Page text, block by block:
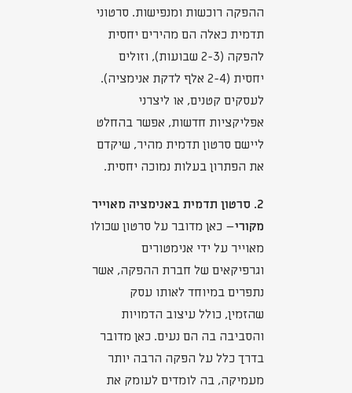
ההפקה רוכשות ומנפישות. סרטוני
תדמית כאלה הם מהירים יחסית
להפקה (2-3 שבועות), וזולים
יחסית (2-4 אלף לדקת אנימציה).
לעסקים קטנים, או ליצרני
אפליקציות חדשות, אפשר בהחלט
ליישם סרטון תדמית מהיר, שיקדם
את הפתרון בעלות נמוכה יחסית.
2. סרטון תדמית באנימציה מאוייר
מקורי– כאן מדובר על סרטון שכולו
מאוייר על ידי אנימטורים
וגרפיקאים של חברת ההפקה, אשר
נתפרים במיוחד לאותו עסק
שהזמין, כולל עיצוב הדמויות
והסביבה בה הם נעים. כאן מדובר
בדרך כלל על הפקה הרבה יותר
מעמיקה, בה לומדים לעומק את